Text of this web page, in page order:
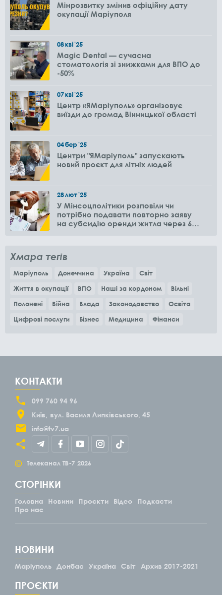
Мінрозвитку змінив офіційну дату
окупації Маріуполя
08кві'25
Magic Dental — сучасна
стоматологія зі знижками для ВПО до
-50%
07кві'25
Центр «ЯМаріуполь» організовує
виїзди до громад Вінницької області
04бер'25
Центри "ЯМаріуполь" запускають
новий проєкт для літніх людей
28лют'25
У Мінсоцполітики розповіли чи
потрібно подавати повторно заяву
на субсидію оренди житла через 6
Хмара тегів
Маріуполь Донеччина Україна
Світ
Життя в окупації
ВПО Наші за кордоном
Вільні
Полонені
Війна Влада Законодавство
Освіта
Цифрові послуги
Бізнес Медицина Фінанси
КОНТАКТИ
099 760 94 96
Київ
вул. Василя Липківського, 45
info@tv7.ua
© Телеканал ТВ-7 2026
СТОРІНКИ
Головна Новини Проєкти Відео
Подкасти
Про нас
НОВИНИ
Маріуполь Донбас Україна Світ Архив 2017-2021
ПРОЄКТИ